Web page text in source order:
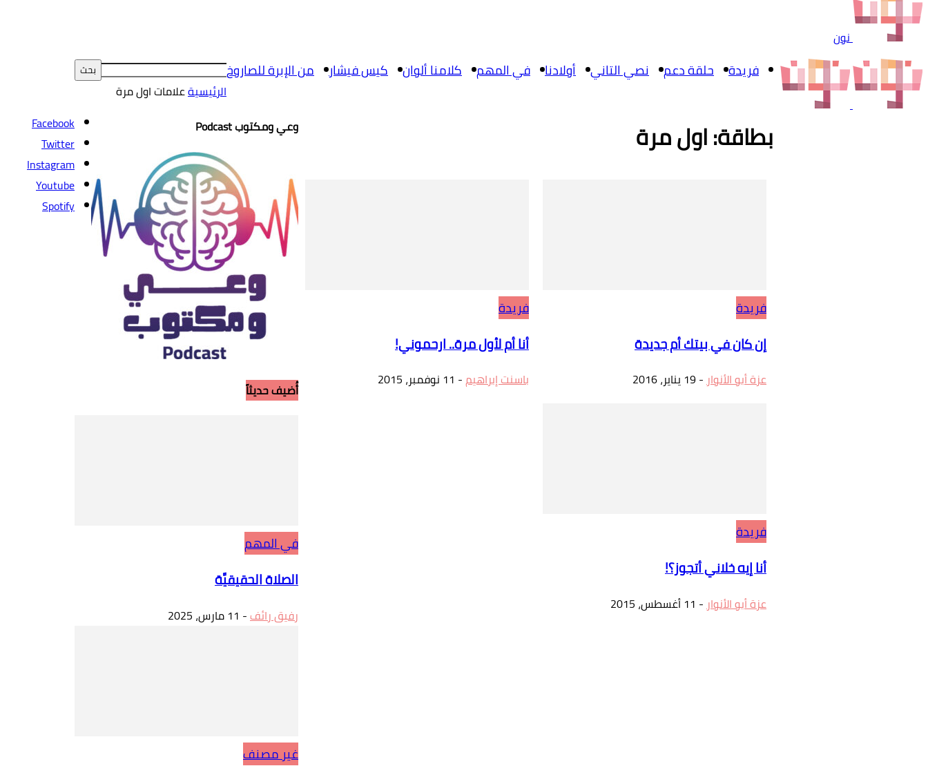
نون
فريدة حلقة دعم نصي التاني أولادنا في المهم كلامنا ألوان كيس فيشار من الإبرة للصاروخ
الرئيسيةعلاماتاول مرة
بطاقة: اول مرة
فريدة
إن كان في بيتك أم جديدة
عزة أبو الأنوار-19 يناير، 2016
فريدة
أنا أم لأول مرة.. ارحموني!
باسنت إبراهيم- 11 نوفمبر، 2015
فريدة
أنا إيه خلاني أتجوز؟!
عزة أبو الأنوار- 11 أغسطس، 2015
وعي ومكتوب Podcast
أُضيف حديثاً
في المهم
الصلاة الحقيقيَّة
رفيق رائف- 11 مارس، 2025
غير مصنف
Facebook
Twitter
Instagram
Youtube
Spotify